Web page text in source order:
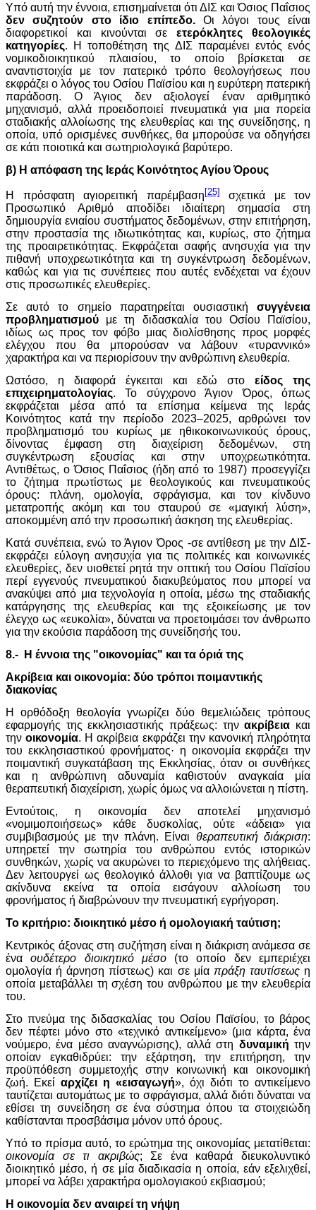
Υπό αυτή την έννοια, επισημαίνεται ότι ΔΙΣ και Όσιος Παΐσιος
δεν συζητούν στο ίδιο επίπεδο. Οι λόγοι τους είναι
διαφορετικοί και κινούνται σεετερόκλητες θεολογικές
κατηγορίες. Η τοποθέτηση της ΔΙΣ παραμένει εντός ενός
νομικοδιοικητικού πλαισίου, το οποίο βρίσκεται σε
αναντιστοιχία με τον πατερικό τρόπο θεολογήσεως που
εκφράζει ο λόγος του Οσίου Παϊσίου και η ευρύτερη πατερική
παράδοση. Ο Άγιος δεν αξιολογεί έναν αριθμητικό
μηχανισμό, αλλά προειδοποιεί πνευματικά για μια πορεία
σταδιακής αλλοίωσης της ελευθερίας και της συνείδησης, η
οποία, υπό ορισμένες συνθήκες, θα μπορούσε να οδηγήσει
σε κάτι ποιοτικά και σωτηριολογικά βαρύτερο.
β) Η απόφαση της Ιεράς Κοινότητος Αγίου Όρους
Η πρόσφατη αγιορειτική παρέμβαση [25]
σχετικά με τον
Προσωπικό Αριθμό αποδίδει ιδιαίτερη σημασία στη
δημιουργία ενιαίου συστήματος δεδομένων, στην επιτήρηση,
στην προστασία της ιδιωτικότητας και, κυρίως, στο ζήτημα
της προαιρετικότητας. Εκφράζεται σαφής ανησυχία για την
πιθανή υποχρεωτικότητα και τη συγκέντρωση δεδομένων,
καθώς και για τις συνέπειες που αυτές ενδέχεται να έχουν
στις προσωπικές ελευθερίες.
Σε αυτό το σημείο παρατηρείται ουσιαστική συγγένεια
προβληματισμού με τη διδασκαλία του Οσίου Παϊσίου,
ιδίως ως προς τον φόβο μιας διολίσθησης προς μορφές
ελέγχου που θα μπορούσαν να λάβουν «τυραννικό»
χαρακτήρα και να περιορίσουν την ανθρώπινη ελευθερία.
Ωστόσο, η διαφορά έγκειται και εδώ στοείδος της
επιχειρηματολογίας. Το σύγχρονο Άγιον Όρος, όπως
εκφράζεται μέσα από τα επίσημα κείμενα της Ιεράς
Κοινότητος κατά την περίοδο 2023–2025, αρθρώνει τον
προβληματισμό του κυρίως με ηθικοκοινωνικούς όρους,
δίνοντας έμφαση στη διαχείριση δεδομένων, στη
συγκέντρωση εξουσίας και στην υποχρεωτικότητα.
Αντιθέτως, ο Όσιος Παΐσιος (ήδη από το 1987) προσεγγίζει
το ζήτημα πρωτίστως με θεολογικούς και πνευματικούς
όρους: πλάνη, ομολογία, σφράγισμα, και τον κίνδυνο
μετατροπής ακόμη και του σταυρού σε «μαγική λύση»,
αποκομμένη από την προσωπική άσκηση της ελευθερίας.
Κατά συνέπεια, ενώ το Άγιον Όρος -σε αντίθεση με την ΔΙΣ-
εκφράζει εύλογη ανησυχία για τις πολιτικές και κοινωνικές
ελευθερίες, δεν υιοθετεί ρητά την οπτική του Οσίου Παϊσίου
περί εγγενούς πνευματικού διακυβεύματος που μπορεί να
ανακύψει από μια τεχνολογία η οποία, μέσω της σταδιακής
κατάργησης της ελευθερίας και της εξοικείωσης με τον
έλεγχο ως «ευκολία», δύναται να προετοιμάσει τον άνθρωπο
για την εκούσια παράδοση της συνείδησής του.
8.- Η έννοια της "οικονομίας" και τα όριά της
Ακρίβεια και οικονομία: δύο τρόποι ποιμαντικής
διακονίας
Η ορθόδοξη θεολογία γνωρίζει δύο θεμελιώδεις τρόπους
εφαρμογής της εκκλησιαστικής πράξεως: τηνακρίβεια και
τηνοικονομία. Η ακρίβεια εκφράζει την κανονική πληρότητα
του εκκλησιαστικού φρονήματος· η οικονομία εκφράζει την
ποιμαντική συγκατάβαση της Εκκλησίας, όταν οι συνθήκες
και η ανθρώπινη αδυναμία καθιστούν αναγκαία μία
θεραπευτική διαχείριση, χωρίς όμως να αλλοιώνεται η πίστη.
Εντούτοις, η οικονομία δεν αποτελεί μηχανισμό
«νομιμοποιήσεως» κάθε δυσκολίας, ούτε «άδεια» για
συμβιβασμούς με την πλάνη. Είναι θεραπευτική διάκριση:
υπηρετεί την σωτηρία του ανθρώπου εντός ιστορικών
συνθηκών, χωρίς να ακυρώνει το περιεχόμενο της αλήθειας.
Δεν λειτουργεί ως θεολογικό άλλοθι για να βαπτίζουμε ως
ακίνδυνα εκείνα τα οποία εισάγουν αλλοίωση του
φρονήματος ή διαβρώνουν την πνευματική εγρήγορση.
Το κριτήριο: διοικητικό μέσο ή ομολογιακή ταύτιση;
Κεντρικός άξονας στη συζήτηση είναι η διάκριση ανάμεσα σε
έναουδέτερο διοικητικό μέσο(το οποίο δεν εμπεριέχει
ομολογία ή άρνηση πίστεως) και σε μία πράξη ταυτίσεωςη
οποία μεταβάλλει τη σχέση του ανθρώπου με την ελευθερία
του.
Στο πνεύμα της διδασκαλίας του Οσίου Παϊσίου, το βάρος
δεν πέφτει μόνο στο «τεχνικό αντικείμενο» (μια κάρτα, ένα
νούμερο, ένα μέσο αναγνώρισης), αλλά στη δυναμική την
οποίαν εγκαθιδρύει: την εξάρτηση, την επιτήρηση, την
προϋπόθεση συμμετοχής στην κοινωνική και οικονομική
ζωή. Εκεί αρχίζει η «εισαγωγή», όχι διότι το αντικείμενο
ταυτίζεται αυτομάτως με το σφράγισμα, αλλά διότι δύναται να
εθίσει τη συνείδηση σε ένα σύστημα όπου τα στοιχειώδη
καθίστανται προσβάσιμα μόνον υπό όρους.
Υπό το πρίσμα αυτό, το ερώτημα της οικονομίας μετατίθεται:
οικονομία σε τι ακριβώς; Σε ένα καθαρά διευκολυντικό
διοικητικό μέσο, ή σε μία διαδικασία η οποία, εάν εξελιχθεί,
μπορεί να λάβει χαρακτήρα ομολογιακού εκβιασμού;
Η οικονομία δεν αναιρεί τη νήψη